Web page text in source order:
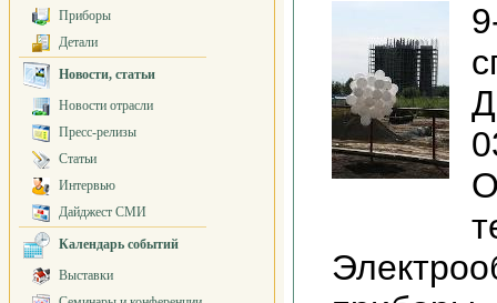
Приборы
Детали
Новости, статьи
Новости отрасли
Пресс-релизы
Статьи
Интервью
Дайджест СМИ
Календарь событий
Выставки